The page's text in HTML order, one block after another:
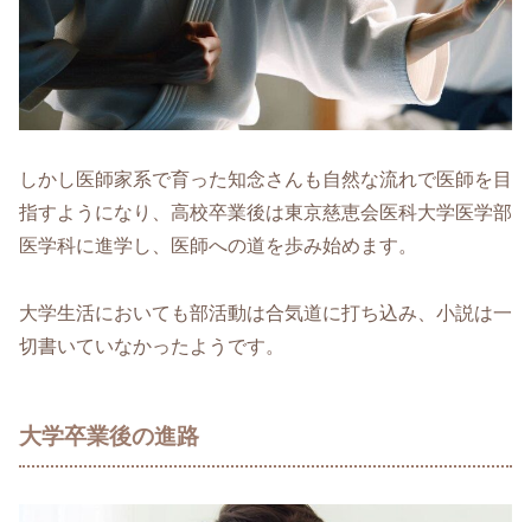
しかし医師家系で育った知念さんも自然な流れで医師を目
指すようになり、高校卒業後は東京慈恵会医科大学医学部
医学科に進学し、医師への道を歩み始めます。
大学生活においても部活動は合気道に打ち込み、小説は一
切書いていなかったようです。
大学卒業後の進路